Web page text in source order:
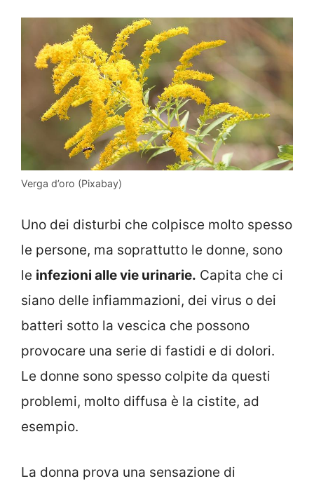
Verga d’oro (Pixabay)
Uno dei disturbi che colpisce molto spesso
le persone, ma soprattutto le donne, sono
le infezioni alle vie urinarie. Capita che ci
siano delle infiammazioni, dei virus o dei
batteri sotto la vescica che possono
provocare una serie di fastidi e di dolori.
Le donne sono spesso colpite da questi
problemi, molto diffusa è la cistite, ad
esempio.
La donna prova una sensazione di